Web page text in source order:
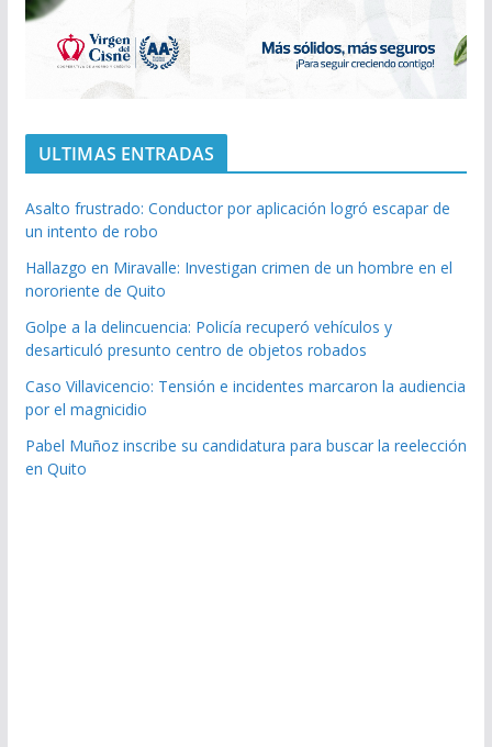
ULTIMAS ENTRADAS
Asalto frustrado: Conductor por aplicación logró escapar de
un intento de robo
Hallazgo en Miravalle: Investigan crimen de un hombre en el
nororiente de Quito
Golpe a la delincuencia: Policía recuperó vehículos y
desarticuló presunto centro de objetos robados
Caso Villavicencio: Tensión e incidentes marcaron la audiencia
por el magnicidio
Pabel Muñoz inscribe su candidatura para buscar la reelección
en Quito